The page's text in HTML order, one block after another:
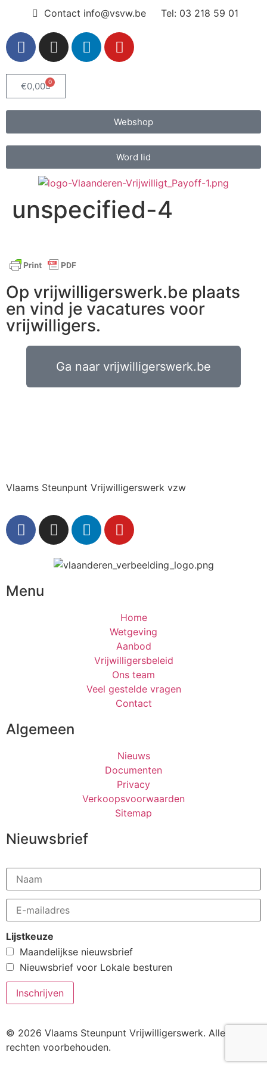
Contact info@vsvw.be Tel: 03 218 59 01
€0,00 0
Webshop
Word lid
unspecified-4
Op vrijwilligerswerk.be plaats
en vind je vacatures voor
vrijwilligers.
Ga naar vrijwilligerswerk.be
Vlaams Steunpunt Vrijwilligerswerk vzw
Menu
Home
Wetgeving
Aanbod
Vrijwilligersbeleid
Ons team
Veel gestelde vragen
Contact
Algemeen
Nieuws
Documenten
Privacy
Verkoopsvoorwaarden
Sitemap
Nieuwsbrief
Lijstkeuze
Maandelijkse nieuwsbrief
Nieuwsbrief voor Lokale besturen
© 2026 Vlaams Steunpunt Vrijwilligerswerk. Alle
rechten voorbehouden.